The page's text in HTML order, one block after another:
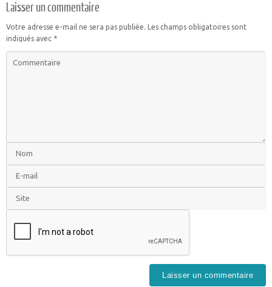
Laisser un commentaire
Votre adresse e-mail ne sera pas publiée. Les champs obligatoires sont
indiqués avec *